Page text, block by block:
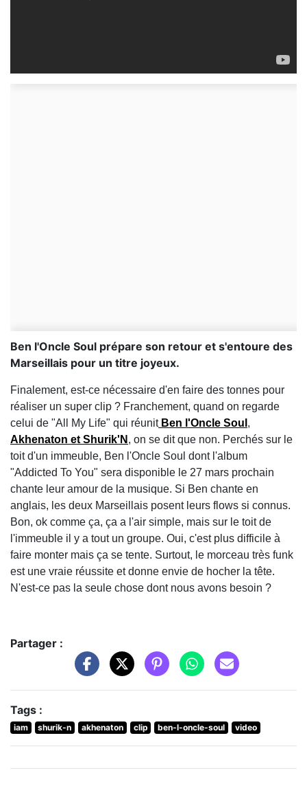
Ben l'Oncle Soul prépare son retour et s'entoure des
Marseillais pour un titre joyeux.
Finalement, est-ce nécessaire d'en faire des tonnes pour
réaliser un super clip ? Franchement, quand on regarde
celui de "All My Life" qui réunitBen l'Oncle Soul ,
Akhenaton et Shurik'N , on se dit que non. Perchés sur le
toit d'un immeuble, Ben l'Oncle Soul dont l'album
"Addicted To You" sera disponible le 27 mars prochain
chante leur amour de la musique. Si Ben chante en
anglais, les deux Marseillais posent leurs flows si connus.
Bon, ok comme ça, ça a l'air simple, mais sur le toit de
l'immeuble il y a tout un groupe. Oui, c'est plus difficile à
faire monter mais ça se tente. Surtout, le morceau très funk
est une vraie réussite et donne envie de hocher la tête.
N'est-ce pas la seule chose dont nous avons besoin ?
Partager :
Tags :
iam shurik-n akhenaton clip ben-l-oncle-soul video